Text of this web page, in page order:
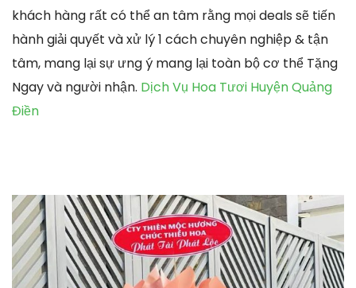
khách hàng rất có thể an tâm rằng mọi deals sẽ tiến
hành giải quyết và xử lý 1 cách chuyên nghiệp & tận
tâm, mang lại sự ưng ý mang lại toàn bộ cơ thể Tặng
Ngay và người nhận. Dịch Vụ Hoa Tươi Huyện Quảng
Điền